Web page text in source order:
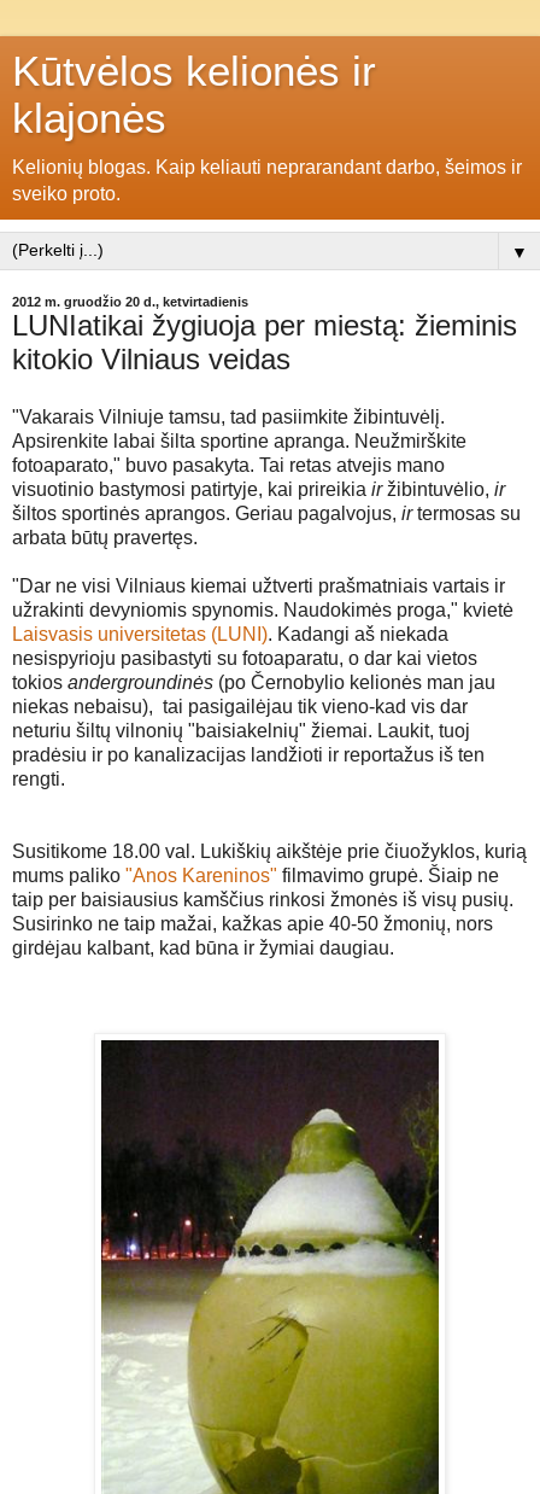
Kūtvėlos kelionės ir
klajonės
Kelionių blogas. Kaip keliauti neprarandant darbo, šeimos ir
sveiko proto.
▼
2012 m. gruodžio 20 d., ketvirtadienis
LUNIatikai žygiuoja per miestą: žieminis
kitokio Vilniaus veidas
"Vakarais Vilniuje tamsu, tad pasiimkite žibintuvėlį.
Apsirenkite labai šilta sportine apranga. Neužmirškite
fotoaparato," buvo pasakyta. Tai retas atvejis mano
visuotinio bastymosi patirtyje, kai prireikia iržibintuvėlio, ir
šiltos sportinės aprangos. Geriau pagalvojus, irtermosas su
arbata būtų pravertęs.
"Dar ne visi Vilniaus kiemai užtverti prašmatniais vartais ir
užrakinti devyniomis spynomis. Naudokimės proga," kvietė
Laisvasis universitetas (LUNI). Kadangi aš niekada
nesispyrioju pasibastyti su fotoaparatu, o dar kai vietos
tokios andergroundinės (po Černobylio kelionės man jau
niekas nebaisu), tai pasigailėjau tik vieno-kad vis dar
neturiu šiltų vilnonių "baisiakelnių" žiemai. Laukit, tuoj
pradėsiu ir po kanalizacijas landžioti ir reportažus iš ten
rengti.
Susitikome 18.00 val. Lukiškių aikštėje prie čiuožyklos, kurią
mums paliko "Anos Kareninos" filmavimo grupė. Šiaip ne
taip per baisiausius kamščius rinkosi žmonės iš visų pusių.
Susirinko ne taip mažai, kažkas apie 40-50 žmonių, nors
girdėjau kalbant, kad būna ir žymiai daugiau.